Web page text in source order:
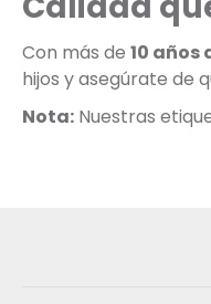
Con más de 10 años
hijos y asegúrate de
Nota: Nuestras